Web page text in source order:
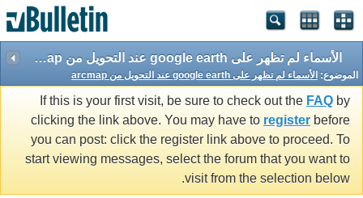
الأسماء لم تظهر على google earth عند التحويل من arcmap
الموضوع: الأسماء لم تظهر على google earth عند التحويل من arcmap
If this is your first visit, be sure to check out the FAQ by
clicking the link above. You may have to register before
you can post: click the register link above to proceed. To
start viewing messages, select the forum that you want to
visit from the selection below.